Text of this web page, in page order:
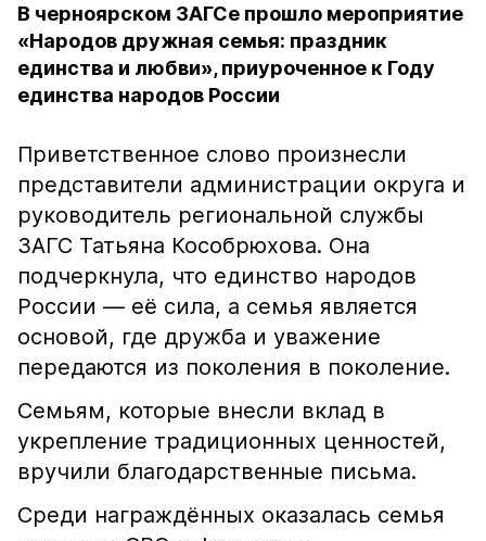
В черноярском ЗАГСе прошло мероприятие
«Народов дружная семья: праздник
единства и любви», приуроченное к Году
единства народов России
Приветственное слово произнесли
представители администрации округа и
руководитель региональной службы
ЗАГС Татьяна Кособрюхова. Она
подчеркнула, что единство народов
России — её сила, а семья является
основой, где дружба и уважение
передаются из поколения в поколение.
Семьям, которые внесли вклад в
укрепление традиционных ценностей,
вручили благодарственные письма.
Среди награждённых оказалась семья